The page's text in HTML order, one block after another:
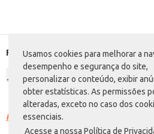
Usamos cookies para melhorar a
desempenho e segurança do site,
personalizar o conteúdo, exibir
obter estatísticas. As permissões
alteradas, exceto no caso dos
essenciais.
Acesse a nossa Política de
Formas de pagamento
Racismo é crime. Denuncie. Disque